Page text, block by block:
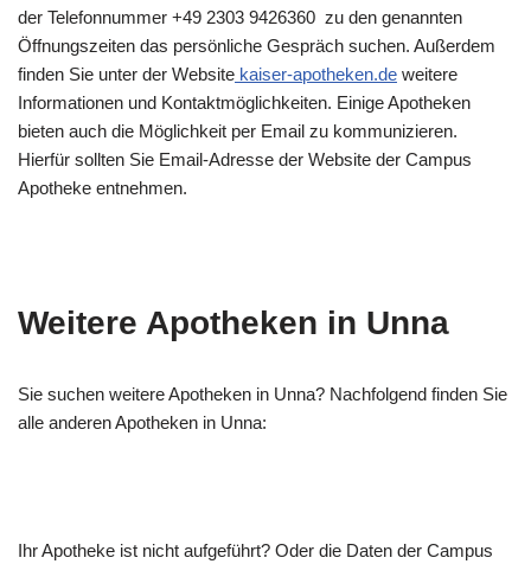
der Telefonnummer +49 2303 9426360 zu den genannten
Öffnungszeiten das persönliche Gespräch suchen. Außerdem
finden Sie unter der Website kaiser-apotheken.de weitere
Informationen und Kontaktmöglichkeiten. Einige Apotheken
bieten auch die Möglichkeit per Email zu kommunizieren.
Hierfür sollten Sie Email-Adresse der Website der Campus
Apotheke entnehmen.
Weitere Apotheken in Unna
Sie suchen weitere Apotheken in Unna? Nachfolgend finden Sie
alle anderen Apotheken in Unna:
Ihr Apotheke ist nicht aufgeführt? Oder die Daten der Campus